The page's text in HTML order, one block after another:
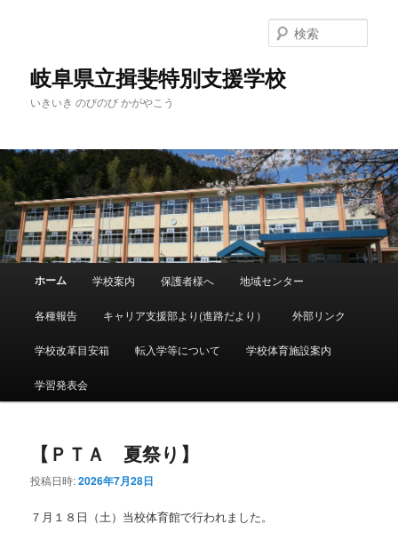
岐阜県立揖斐特別支援学校
いきいき のびのび かがやこう
索
メ
イ
ン
テ
ン
サ
ブ
コ
ン
ツ
ホーム 学校案内 保護者様へ 地域センター
各種報告 キャリア支援部より(進路だより） 外部リンク
学校改革目安箱 転入学等について 学校体育施設案内
学習発表会
【ＰＴＡ 夏祭り】
投稿日時:2026年7月28日
７月１８日（土）当校体育館で行われました。